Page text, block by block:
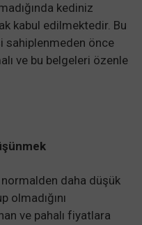
kediniz
kabul edilmektedir. Bu
sahiplenmeden önce
ve bu belgeleri özenle
normalden daha düşük
olmadığını
ve pahalı fiyatlara